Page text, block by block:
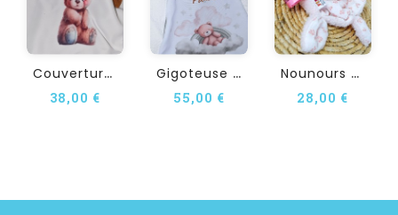
C
Ouverture Bébé...
38,00 €
G
Igoteuse Personnalisée...
55,00 €
N
Ounours Doudou...
28,00 €